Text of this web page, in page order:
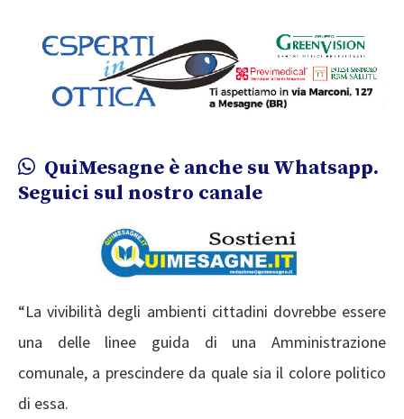
QuiMesagne è anche su Whatsapp.
Seguici sul nostro canale
“La vivibilità degli ambienti cittadini dovrebbe essere
una delle linee guida di una Amministrazione
comunale, a prescindere da quale sia il colore politico
di essa.